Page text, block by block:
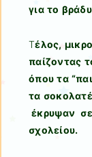
για το
Τέλος,
παίζοντας
όπου τα
τα
έκρυψαν σε
σχολείου.